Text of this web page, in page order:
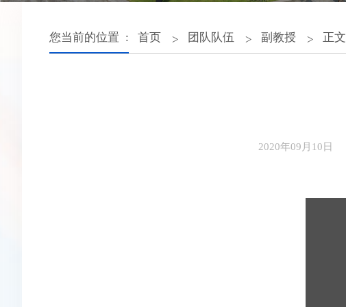
您当前的位置 : 首页 > 团队队伍 > 副教授 > 正文
2020年09月10日